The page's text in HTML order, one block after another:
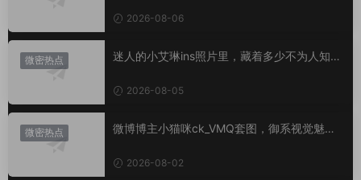
2026-08-06
微密热点
迷人的小艾琳ins照片里，藏着多少不为人知的
2026-08-05
微密热点
微博博主小猫咪ck_VMQ套图，御系视觉魅力
2026-08-02